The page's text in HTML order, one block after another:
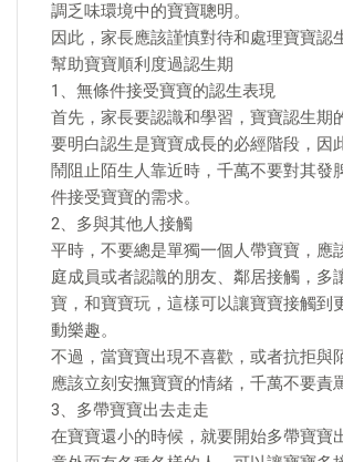
調乏味環境中的寶寶聰明。
因此，家長應該謹慎對待和處理寶寶認
幫助寶寶順利度過認生期
1、無條件接受寶寶的認生表現
首先，家長要認識和學習，寶寶認生期
要明白認生是寶寶成長的必經階段，因
鬧阻止陌生人靠近時，千萬不要對其發
件接受寶寶的需求。
2、多與其他人接觸
平時，不要總是單獨一個人帶寶寶，應
庭成員或者認識的朋友、鄰居接觸，多
寶，和寶寶玩，這樣可以讓寶寶接觸到
動樂趣。
不過，當寶寶出現不喜歡，或者抗拒與
應該立刻安撫寶寶的情緒，千萬不要責
3、多帶寶寶出去走走
在寶寶還小的時候，就要開始多帶寶寶